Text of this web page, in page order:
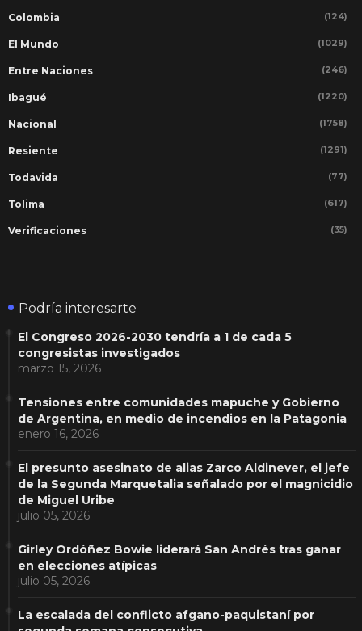
Colombia (124)
El Mundo (1029)
Entre Naciones (246)
Ibagué (1220)
Nacional (1758)
Resiente (1291)
Todavida (77)
Tolima (617)
Verificaciones (35)
Podría interesarte
El Congreso 2026-2030 tendría a 1 de cada 5
congresistas investigados
marzo 15, 2026
Tensiones entre comunidades mapuche y Gobierno
de Argentina, en medio de incendios en la Patagonia
enero 16, 2026
El presunto asesinato de alias Zarco Aldinever, el jefe
de la Segunda Marquetalia señalado por el magnicidio
de Miguel Uribe
julio 05, 2026
Girley Ordóñez Bowie liderará San Andrés tras ganar
en elecciones atípicas
julio 05, 2026
La escalada del conflicto afgano-paquistaní por